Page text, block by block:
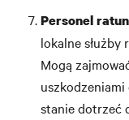
Personel
lokalne służby
Mogą
stanie dotrzeć